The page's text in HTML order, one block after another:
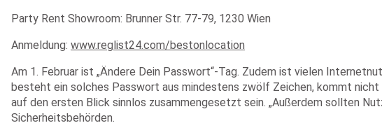
Party Rent Showroom: Brunner Str. 77-79, 1230 Wien
Anmeldung: www.reglist24.com/bestonlocation
Am 1. Februar ist „Ändere Dein Passwort“-Tag. Zudem ist vielen
besteht ein solches Passwort aus mindestens zwölf Zeichen, kommt
auf den ersten Blick sinnlos zusammengesetzt sein. „Außerdem sollten
Sicherheitsbehörden.